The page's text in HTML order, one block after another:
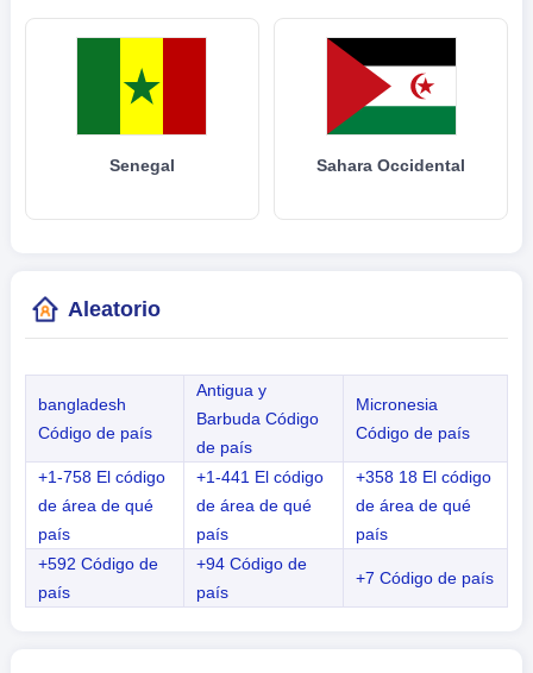
Senegal Sahara Occidental
Aleatorio
bangladesh
Código de país
Antigua y
Barbuda Código
de país
Micronesia
Código de país
+1-758 El código
de área de qué
país
+1-441 El código
de área de qué
país
+358 18 El código
de área de qué
país
+592 Código de
país
+94 Código de
país
+7 Código de país